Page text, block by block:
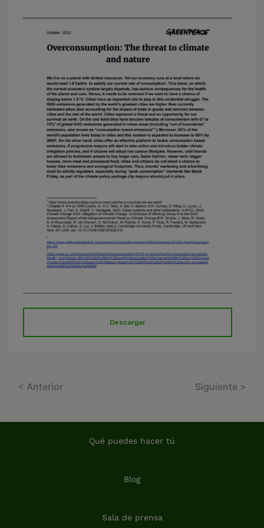
Descargar
< Anterior Siguiente >
Qué puedes hacer tú
Blog
Sala de prensa